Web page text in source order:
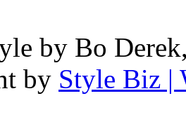
by Bo
by Style Biz |